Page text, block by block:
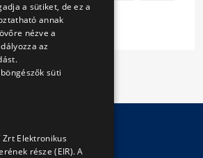
Következő
© Copyright 2026 BKV Zrt.
a sütiket, de ez a
annak
nézve a
az
süti
Zrt Elektronikus
része (EIR). A